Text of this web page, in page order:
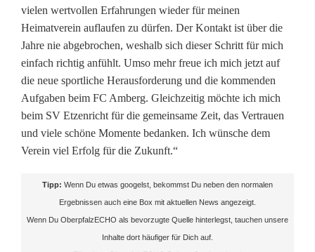
g
:
N
i
c
k
vielen wertvollen Erfahrungen wieder für meinen
Heimatverein auflaufen zu dürfen. Der Kontakt ist über die
Jahre nie abgebrochen, weshalb sich dieser Schritt für mich
einfach richtig anfühlt. Umso mehr freue ich mich jetzt auf
die neue sportliche Herausforderung und die kommenden
Aufgaben beim FC Amberg. Gleichzeitig möchte ich mich
beim SV Etzenricht für die gemeinsame Zeit, das Vertrauen
und viele schöne Momente bedanken. Ich wünsche dem
Verein viel Erfolg für die Zukunft.“
Tipp: Wenn Du etwas googelst, bekommst Du neben den normalen
Ergebnissen auch eine Box mit aktuellen News angezeigt.
Wenn Du OberpfalzECHO als bevorzugte Quelle hinterlegst, tauchen unsere
Inhalte dort häufiger für Dich auf.